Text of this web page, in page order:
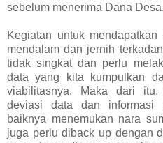
sebelum menerima Dana Desa.
Kegiatan untuk
mendalam dan jernih
tidak singkat dan perlu
data yang kita kumpulkan
viabilitasnya. Maka dari itu,
deviasi data dan informasi
baiknya menemukan nara
juga perlu diback up dengan